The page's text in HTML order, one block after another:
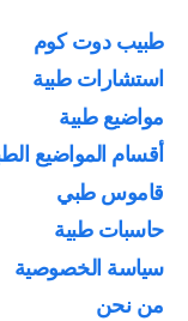
طبيب دوت كوم
استشارات طبية
مواضيع طبية
أقسام المواضيع
قاموس طبي
حاسبات طبية
سياسة الخصوصية
من نحن